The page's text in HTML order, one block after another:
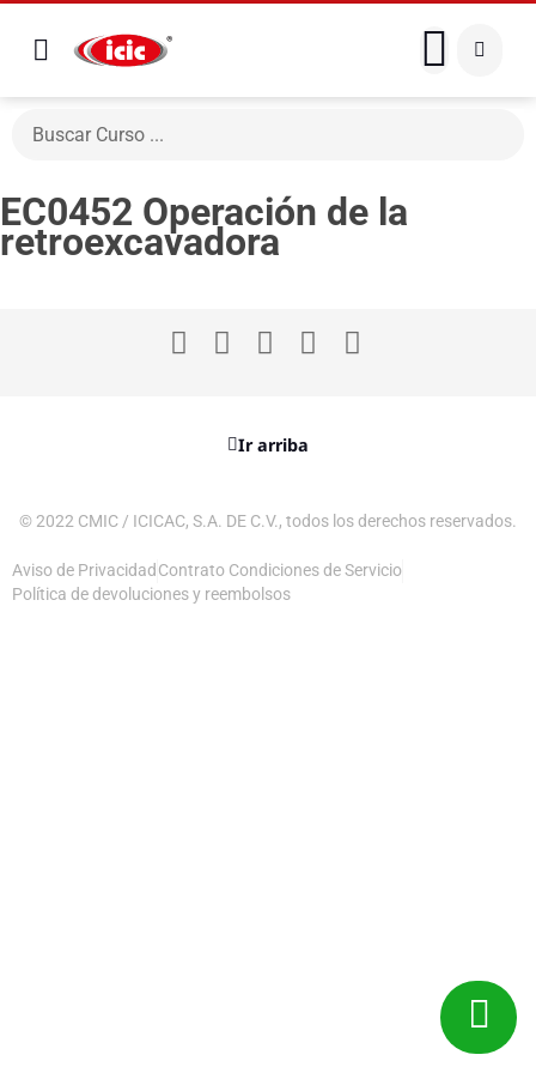
EC0452 Operación de la
retroexcavadora
Ir arriba
© 2022 CMIC / ICICAC, S.A. DE C.V., todos los derechos reservados.
Aviso de Privacidad Contrato Condiciones de Servicio
Política de devoluciones y reembolsos